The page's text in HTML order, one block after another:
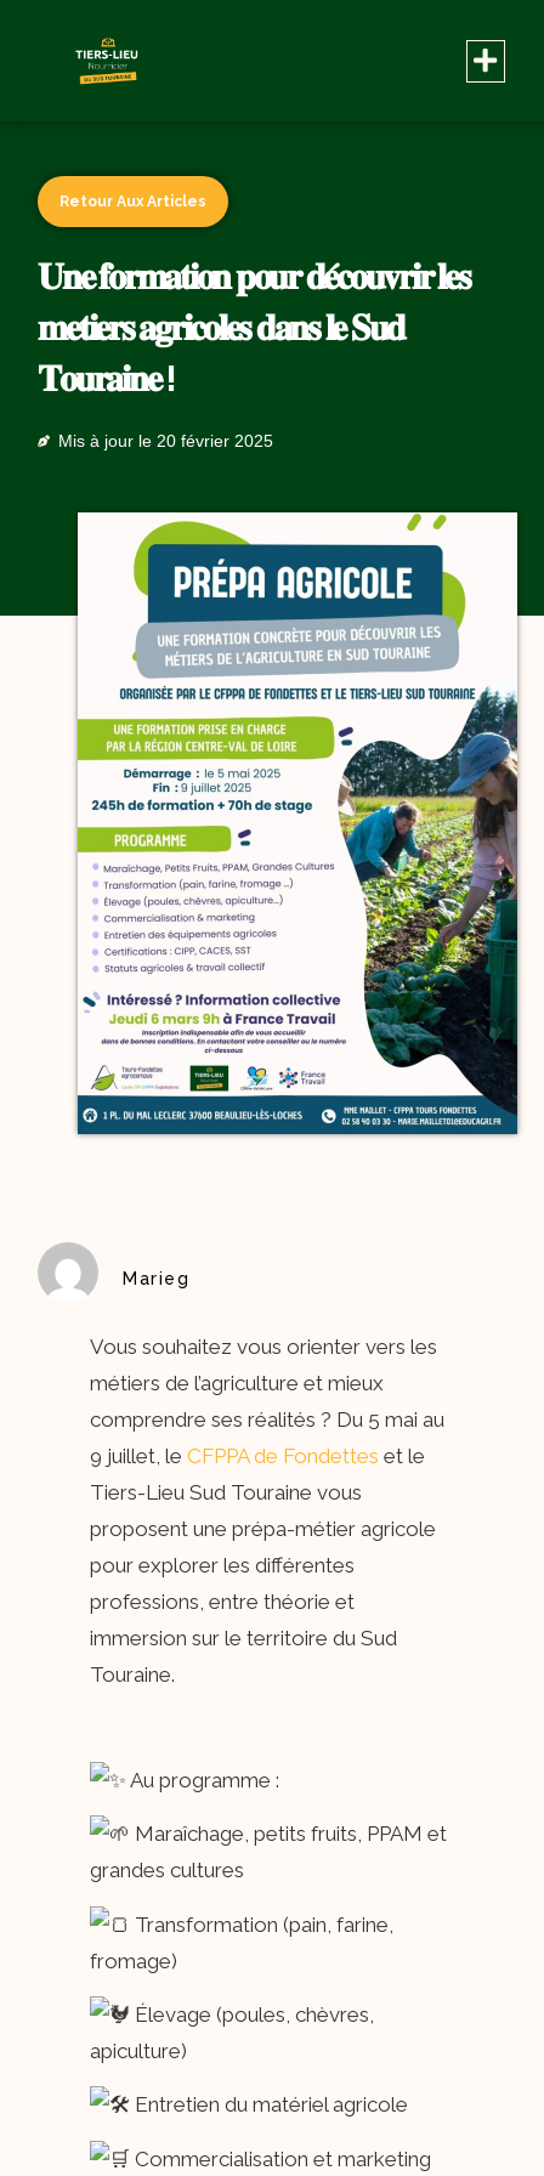
Retour Aux Articles
𝐔𝐧𝐞 𝐟𝐨𝐫𝐦𝐚𝐭𝐢𝐨𝐧 𝐩𝐨𝐮𝐫 𝐝𝐞́𝐜𝐨𝐮𝐯𝐫𝐢𝐫 𝐥𝐞𝐬
𝐦𝐞𝐭𝐢𝐞𝐫𝐬 𝐚𝐠𝐫𝐢𝐜𝐨𝐥𝐞𝐬 𝐝𝐚𝐧𝐬 𝐥𝐞 𝐒𝐮𝐝
𝐓𝐨𝐮𝐫𝐚𝐢𝐧𝐞 !
Mis à jour le 20 février 2025
Marieg
Vous souhaitez vous orienter vers les
métiers de l’agriculture et mieux
comprendre ses réalités ? Du 5 mai au
9 juillet, le CFPPA de Fondettes et le
Tiers-Lieu Sud Touraine vous
proposent une prépa-métier agricole
pour explorer les différentes
professions, entre théorie et
immersion sur le territoire du Sud
Touraine.
Au programme :
Maraîchage, petits fruits, PPAM et
grandes cultures
Transformation (pain, farine,
fromage)
Élevage (poules, chèvres,
apiculture)
Entretien du matériel agricole
Commercialisation et marketing